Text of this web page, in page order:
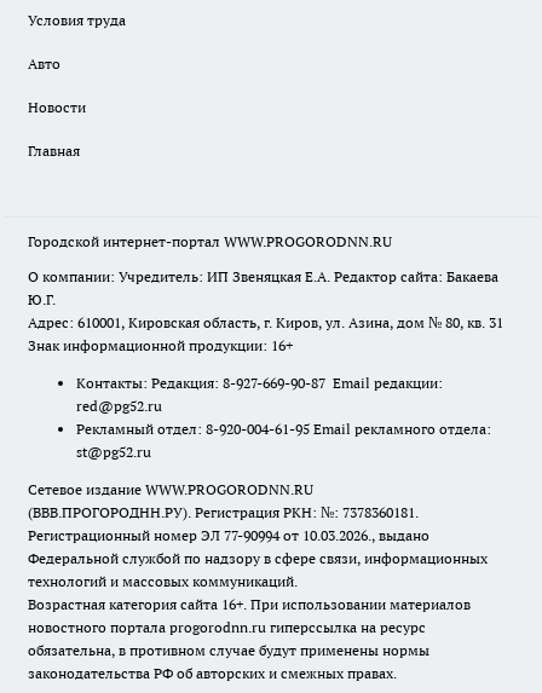
Условия труда
Авто
Новости
Главная
Городской интернет-портал WWW.PROGORODNN.RU
О компании: Учредитель: ИП Звеняцкая Е.А. Редактор сайта: Бакаева
Ю.Г.
Адрес: 610001, Кировская область, г. Киров, ул. Азина, дом № 80, кв. 31
Знак информационной продукции: 16+
Контакты: Редакция: 8-927-669-90-87 Email редакции:
red@pg52.ru
Рекламный отдел: 8-920-004-61-95 Email рекламного отдела:
st@pg52.ru
Сетевое издание WWW.PROGORODNN.RU
(ВВВ.ПРОГОРОДНН.РУ). Регистрация РКН: №: 7378360181.
Регистрационный номер ЭЛ 77-90994 от 10.03.2026., выдано
Федеральной службой по надзору в сфере связи, информационных
технологий и массовых коммуникаций.
Возрастная категория сайта 16+. При использовании материалов
новостного портала progorodnn.ru гиперссылка на ресурс
обязательна, в противном случае будут применены нормы
законодательства РФ об авторских и смежных правах.